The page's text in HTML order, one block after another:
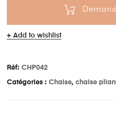
Add to wishlist
Réf: CHP042
Catégories : Chaise, chaise